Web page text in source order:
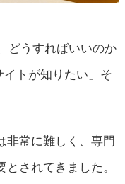
どうすればいいのか
トが知りたい」そ
非常に難しく、専門
されてきました。